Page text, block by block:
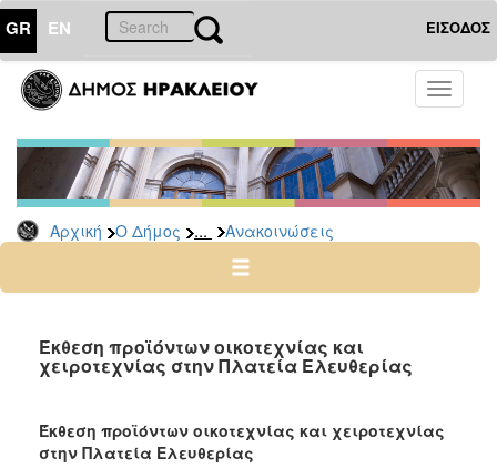
GR EN ΕΙΣΟΔΟΣ
Toggle
Αρχική Ο Δήμος ... Ανακοινώσεις
ΔΗΜΟΣ
Υπηρεσίες
&
Φορείς
Δημοτικές
Υπηρεσίες
Ηλεκτρονική
Διακυβέρνηση
Επιτροπές
Αγροτική
Έκθεση προϊόντων οικοτεχνίας και
χειροτεχνίας στην Πλατεία Ελευθερίας
Έκθεση προϊόντων οικοτεχνίας και χειροτεχνίας
στην Πλατεία Ελευθερίας